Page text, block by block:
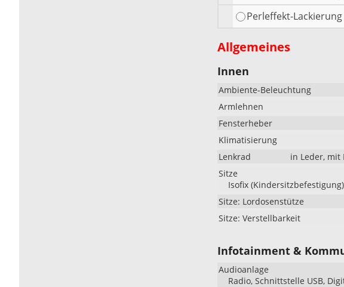
Perleffekt-
Allgemeines
Innen
Ambiente-Beleuchtung
Armlehnen
Fensterheber
Klimatisierung
Lenkrad
in Leder,
Sitze
Isofix
Sitze: Lordosenstütze
Sitze: Verstellbarkeit
Infotainment &
Audioanlage
Radio, Schnittstelle USB,